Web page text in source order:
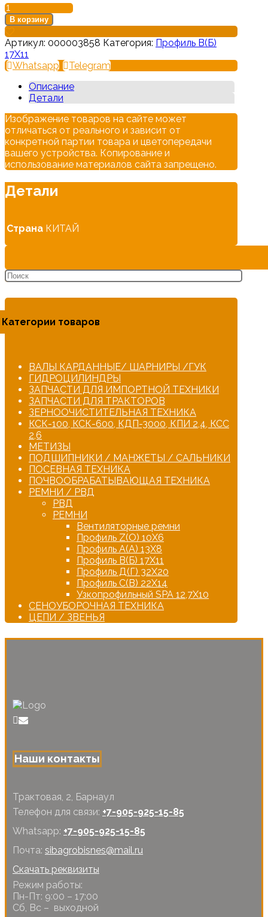
Количество
товара
Ремень
В(Б)-1500
ГОСТ
1284.1-
3-
В корзину
Артикул: 000003858 Категория: Профиль В(Б)
17Х11
Whatsapp
Telegram
Описание
Детали
Изображение товаров на сайте может
отличаться от реального и зависит от
конкретной партии товара и цветопередачи
вашего устройства. Копирование и
использование материалов сайта запрещено.
Детали
Страна КИТАЙ
Категории товаров
ВАЛЫ КАРДАННЫЕ/ ШАРНИРЫ /ГУК
ГИДРОЦИЛИНДРЫ
ЗАПЧАСТИ ДЛЯ ИМПОРТНОЙ ТЕХНИКИ
ЗАПЧАСТИ ДЛЯ ТРАКТОРОВ
ЗЕРНООЧИСТИТЕЛЬНАЯ ТЕХНИКА
КСК-100, КСК-600, КДП-3000, КПИ 2,4, КСС
2,6
МЕТИЗЫ
ПОДШИПНИКИ / МАНЖЕТЫ / САЛЬНИКИ
ПОСЕВНАЯ ТЕХНИКА
ПОЧВООБРАБАТЫВАЮЩАЯ ТЕХНИКА
РЕМНИ / РВД
РВД
РЕМНИ
Вентиляторные ремни
Профиль Z(О) 10Х6
Профиль А(А) 13Х8
Профиль В(Б) 17Х11
Профиль Д(Г) 32Х20
Профиль С(В) 22Х14
Узкопрофильный SPA 12,7Х10
СЕНОУБОРОЧНАЯ ТЕХНИКА
ЦЕПИ / ЗВЕНЬЯ
Наши контакты
Трактовая, 2, Барнаул
Телефон для связи: +7-905-925-15-85
Whatsapp: +7-905-925-15-85
Почта: sibagrobisnes@mail.ru
Скачать реквизиты
Режим работы:
Пн-Пт: 9:00 – 17:00
Сб, Вс – выходной